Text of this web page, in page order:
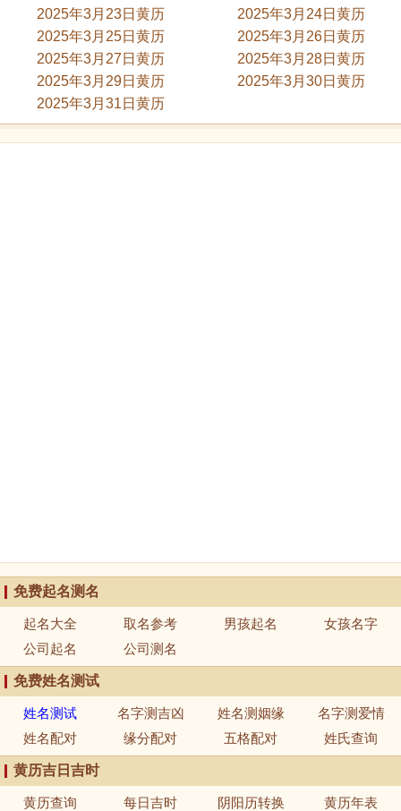
2025年3月23日黄历
2025年3月24日黄历
2025年3月25日黄历
2025年3月26日黄历
2025年3月27日黄历
2025年3月28日黄历
2025年3月29日黄历
2025年3月30日黄历
2025年3月31日黄历
免费起名测名
起名大全 取名参考 男孩起名
女孩名字
公司起名
公司测名
免费姓名测试
姓名测试 名字测吉凶 姓名测姻缘
名字测爱情
姓名配对
缘分配对 五格配对 姓氏查询
黄历吉日吉时
黄历查询 每日吉时 阴阳历转换
黄历年表